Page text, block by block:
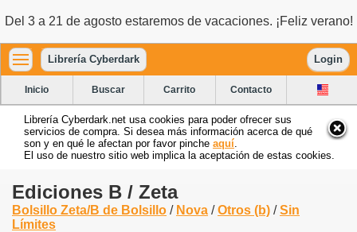
Del 3 a 21 de agosto estaremos de vacaciones. ¡Feliz verano!
Librería Cyberdark Login
Inicio Buscar Carrito Contacto
Librería Cyberdark.net usa cookies para poder ofrecer sus
servicios de compra. Si desea más información acerca de qué
son y en qué le afectan por favor pinche aquí
El uso de nuestro sitio web implica la aceptación de estas cookies.
Ediciones B / Zeta
Bolsillo Zeta/B de Bolsillo / Nova /Otros (b) /Sin
Límites